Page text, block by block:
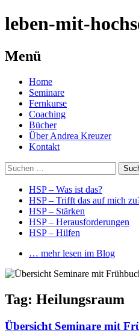
leben-mit-
Menü
Springe
zum
Inhalt
Home
Seminare
Fernkurse
Coaching
Bücher
Über Andrea Kreuzer
Kontakt
Suchen
nach:
HSP – Was ist das?
HSP – Trifft das auf mich
HSP – Stärken
HSP – Herausforderungen
HSP – Hilfen
… mehr lesen im Blog
Tag: Heilungsraum
Übersicht Seminare mit